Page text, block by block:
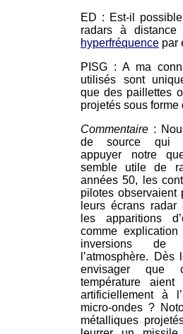
ED : Est-il
radars à distance
hyperfréquence par
PISG : A ma
utilisés sont
que des paillettes
projetés sous forme
Commentaire :
de source qui
appuyer notre
semble utile de
années 50, les
pilotes observaient
leurs écrans
les apparitions
comme
inversions de
l’atmosphère.
envisager que
température
artificiellement à
micro-ondes ?
métalliques